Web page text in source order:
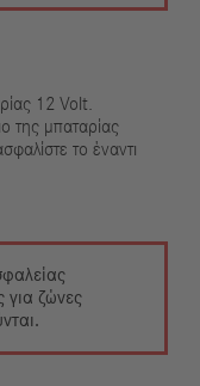
12 Volt.
της μπαταρίας
το έναντι
για ζώνες